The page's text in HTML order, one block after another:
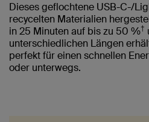
Dieses geflochtene USB-C-/
recycelten Materialien
in 25 Minuten auf bis zu 50 %†
unterschiedlichen Längen
perfekt für einen schnellen
oder unterwegs.